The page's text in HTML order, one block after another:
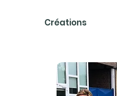
Créations